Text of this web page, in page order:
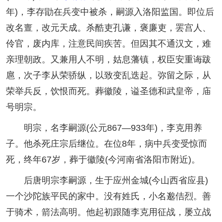
年)，李存勖在兵变中被杀，嗣源入洛阳监国。即位后
改名亶，改元天成。杀酷吏孔谦，褒廉吏，罢宫人、
伶官，废内库，注意民间疾苦。但因其不通汉文，难
亲理朝政。又兼用人不明，姑息藩镇，权臣安重诲跋
扈，次子李从荣骄纵，以致变乱迭起。弥留之际，从
荣举兵反，饮恨而死。葬徽陵，谥圣德和武皇帝，庙
号明宗。
明宗，名李嗣源(公元867—933年)，李克用养
子。他杀死庄宗后继位。在位8年，病中兵变受惊而
死，终年67岁，葬于徽陵(今河南省洛阳市附近)。
后唐明宗李嗣源，生于应州金城(今山西省应县)
一个沙陀族平民的家中。没有姓氏，小名邈佶烈。善
于骑术，箭法高明。他起初跟随李克用征战，屡立战